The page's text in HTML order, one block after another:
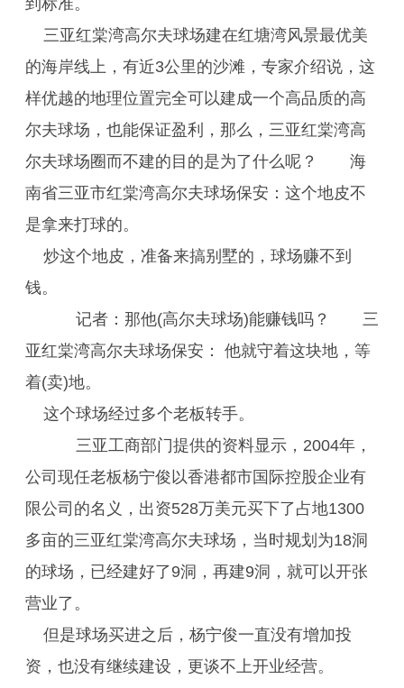
到标准。
三亚红棠湾高尔夫球场建在红塘湾风景最优美
的海岸线上，有近3公里的沙滩，专家介绍说，这
样优越的地理位置完全可以建成一个高品质的高
尔夫球场，也能保证盈利，那么，三亚红棠湾高
尔夫球场圈而不建的目的是为了什么呢？ 海
南省三亚市红棠湾高尔夫球场保安：这个地皮不
是拿来打球的。
炒这个地皮，准备来搞别墅的，球场赚不到
钱。
记者：那他(高尔夫球场)能赚钱吗？ 三
亚红棠湾高尔夫球场保安： 他就守着这块地，等
着(卖)地。
这个球场经过多个老板转手。
三亚工商部门提供的资料显示，2004年，
公司现任老板杨宁俊以香港都市国际控股企业有
限公司的名义，出资528万美元买下了占地1300
多亩的三亚红棠湾高尔夫球场，当时规划为18洞
的球场，已经建好了9洞，再建9洞，就可以开张
营业了。
但是球场买进之后，杨宁俊一直没有增加投
资，也没有继续建设，更谈不上开业经营。